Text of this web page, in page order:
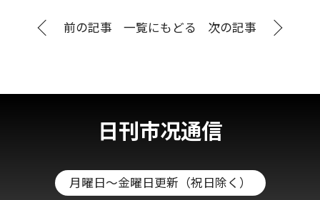
前の記事 一覧にもどる 次の記事
日刊市况通信
月曜日～金曜日更新（祝日除く）